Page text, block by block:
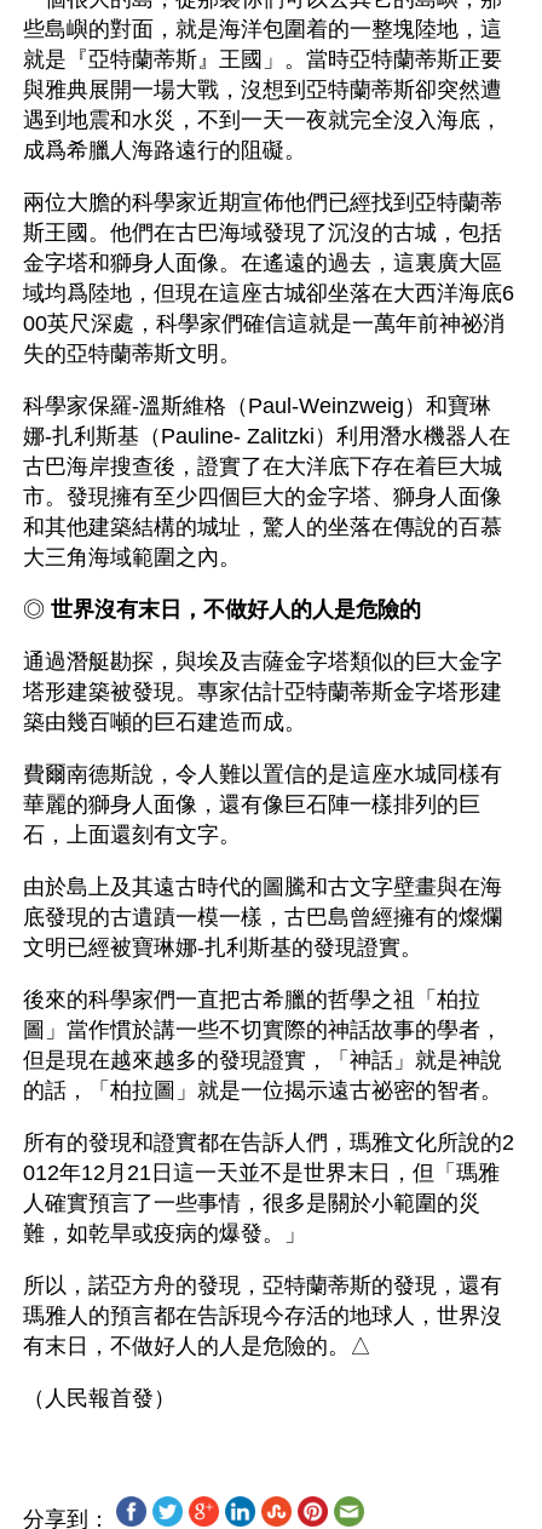
些島嶼的對面，就是海洋包圍着的一整塊陸地，這
就是『亞特蘭蒂斯』王國」。當時亞特蘭蒂斯正要
與雅典展開一場大戰，沒想到亞特蘭蒂斯卻突然遭
遇到地震和水災，不到一天一夜就完全沒入海底，
成爲希臘人海路遠行的阻礙。
兩位大膽的科學家近期宣佈他們已經找到亞特蘭蒂
斯王國。他們在古巴海域發現了沉沒的古城，包括
金字塔和獅身人面像。在遙遠的過去，這裏廣大區
域均爲陸地，但現在這座古城卻坐落在大西洋海底6
00英尺深處，科學家們確信這就是一萬年前神祕消
失的亞特蘭蒂斯文明。
科學家保羅-溫斯維格（Paul-Weinzweig）和寶琳
娜-扎利斯基（Pauline- Zalitzki）利用潛水機器人在
古巴海岸搜查後，證實了在大洋底下存在着巨大城
市。發現擁有至少四個巨大的金字塔、獅身人面像
和其他建築結構的城址，驚人的坐落在傳說的百慕
大三角海域範圍之內。
◎ 世界沒有末日，不做好人的人是危險的
通過潛艇勘探，與埃及吉薩金字塔類似的巨大金字
塔形建築被發現。專家估計亞特蘭蒂斯金字塔形建
築由幾百噸的巨石建造而成。
費爾南德斯說，令人難以置信的是這座水城同樣有
華麗的獅身人面像，還有像巨石陣一樣排列的巨
石，上面還刻有文字。
由於島上及其遠古時代的圖騰和古文字壁畫與在海
底發現的古遺蹟一模一樣，古巴島曾經擁有的燦爛
文明已經被寶琳娜-扎利斯基的發現證實。
後來的科學家們一直把古希臘的哲學之祖「柏拉
圖」當作慣於講一些不切實際的神話故事的學者，
但是現在越來越多的發現證實，「神話」就是神說
的話，「柏拉圖」就是一位揭示遠古祕密的智者。
所有的發現和證實都在告訴人們，瑪雅文化所說的2
012年12月21日這一天並不是世界末日，但「瑪雅
人確實預言了一些事情，很多是關於小範圍的災
難，如乾旱或疫病的爆發。」
所以，諾亞方舟的發現，亞特蘭蒂斯的發現，還有
瑪雅人的預言都在告訴現今存活的地球人，世界沒
有末日，不做好人的人是危險的。△
分享到：